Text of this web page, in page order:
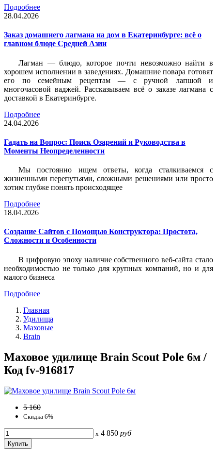
Подробнее
28.04.2026
Заказ домашнего лагмана на дом в Екатеринбурге: всё о
главном блюде Средней Азии
Лагман — блюдо, которое почти невозможно найти в
хорошем исполнении в заведениях. Домашние повара готовят
его по семейным рецептам — с ручной лапшой и
многочасовой ваджей. Рассказываем всё о заказе лагмана с
доставкой в Екатеринбурге.
Подробнее
24.04.2026
Гадать на Вопрос: Поиск Озарений и Руководства в
Моменты Неопределенности
Мы постоянно ищем ответы, когда сталкиваемся с
жизненными перепутьями, сложными решениями или просто
хотим глубже понять происходящее
Подробнее
18.04.2026
Создание Сайтов с Помощью Конструктора: Простота,
Сложности и Особенности
В цифровую эпоху наличие собственного веб-сайта стало
необходимостью не только для крупных компаний, но и для
малого бизнеса
Подробнее
Главная
Удилища
Маховые
Brain
Маховое удилище Brain Scout Pole 6м /
Код fv-916817
5 160
Скидка 6%
x 4 850 руб